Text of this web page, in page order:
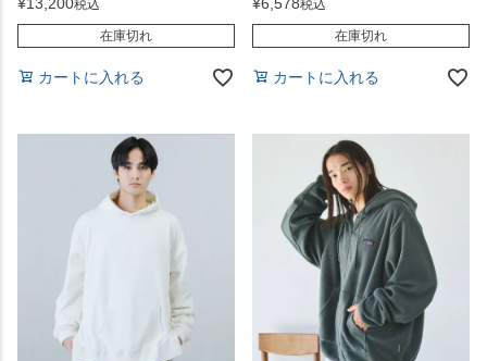
税込
在庫切れ
カートに入れる
税込
在庫切れ
カートに入れる